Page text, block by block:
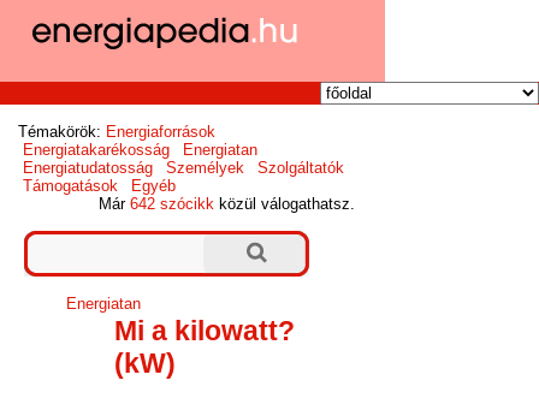
Témakörök: Energiaforrások
Energiatakarékosság
Energiatan
Energiatudatosság
Személyek
Szolgáltatók
Támogatások
Egyéb
Már642 szócikk közül válogathatsz.
Energiatan
Mi a kilowatt?
(kW)